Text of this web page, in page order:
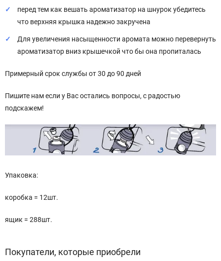
перед тем как вешать ароматизатор на шнурок убедитесь
что верхняя крышка надежно закручена
Для увеличения насыщенности аромата можно перевернуть
ароматизатор вниз крышечкой что бы она пропиталась
Примерный срок службы от 30 до 90 дней
Пишите нам если у Вас остались вопросы, с радостью
подскажем!
Упаковка:
коробка = 12шт.
ящик = 288шт.
Покупатели, которые приобрели